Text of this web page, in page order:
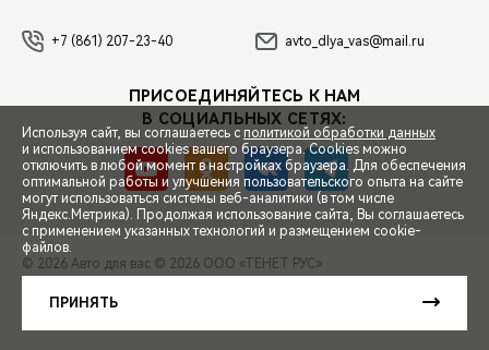
СПЕЦПРЕДЛОЖЕНИЯ
ЗАПИСЬ НА ТЕСТ-ДРАЙВ
+7 (861) 207-23-40 avto_dlya_vas@mail.ru
ПРИСОЕДИНЯЙТЕСЬ К НАМ
В СОЦИАЛЬНЫХ СЕТЯХ:
© 2026 Авто для вас © 2026 ООО «ТЕНЕТ РУС»
Сделано в ПЕРКС
Используя сайт, вы соглашаетесь с политикой обработки данных
и использованием cookies вашего браузера. Cookies можно
отключить в любой момент в настройках браузера. Для обеспечения
оптимальной работы и улучшения пользовательского опыта на сайте
могут использоваться системы веб-аналитики (в том числе
Яндекс.Метрика). Продолжая использование сайта, Вы соглашаетесь
с применением указанных технологий и размещением cookie-
файлов.
ПРИНЯТЬ